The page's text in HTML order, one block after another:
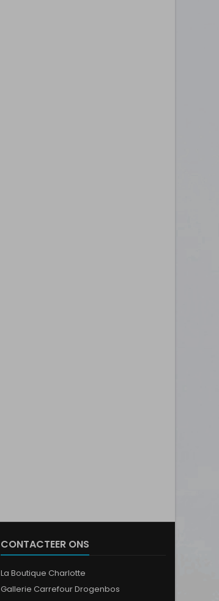
CONTACTEER ONS
La Boutique Charlotte
Gallerie Carrefour Drogenbos